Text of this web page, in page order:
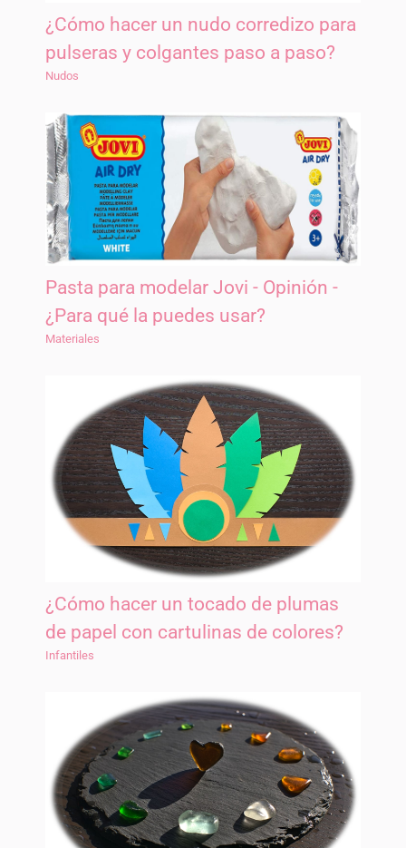
¿Cómo hacer un nudo corredizo para
pulseras y colgantes paso a paso?
Nudos
Pasta para modelar Jovi - Opinión -
¿Para qué la puedes usar?
Materiales
¿Cómo hacer un tocado de plumas
de papel con cartulinas de colores?
Infantiles